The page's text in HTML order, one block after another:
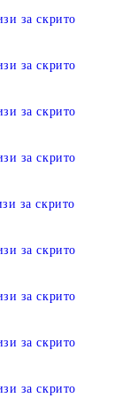
за скрито
за скрито
за скрито
за скрито
за скрито
за скрито
за скрито
за скрито
за скрито